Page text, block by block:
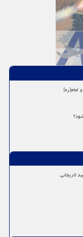
امام(ره)
لاریجانی